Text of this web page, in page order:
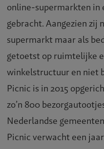
online-supermarkten in
gebracht. Aangezien zij
supermarkt maar als
getoetst op ruimtelijke
winkelstructuur en niet
Picnic is in 2015
zo’n 800
Nederlandse
Picnic verwacht een